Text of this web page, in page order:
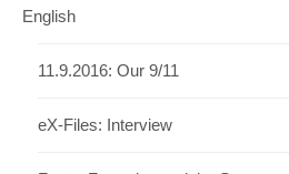
English
11.9.2016: Our 9/11
eX-Files: Interview